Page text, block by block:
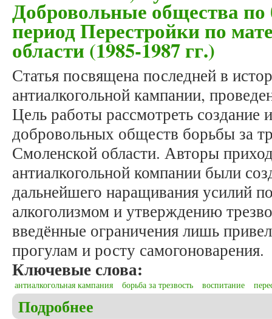
Добровольные общества по
период Перестройки по
области (1985-1987 гг.)
Статья посвящена последней в
антиалкогольной кампании,
Цель работы рассмотреть создание
добровольных обществ борьбы за
Смоленской области. Авторы
антиалкогольной компании были
дальнейшего наращивания усилий
алкоголизмом и утверждению
введённые ограничения лишь
прогулам и росту самогоноварения.
Ключевые слова:
антиалкогольная кампания борьба за трезвость воспитание
Подробнее